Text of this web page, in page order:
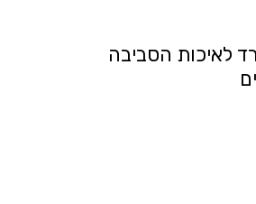
לאיכות הסביבה